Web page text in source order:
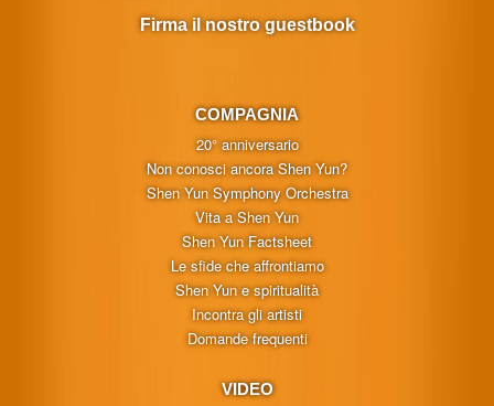
COMPAGNIA
20° anniversario
Non conosci ancora Shen Yun?
Shen Yun Symphony Orchestra
Vita a Shen Yun
Shen Yun Factsheet
Le sfide che affrontiamo
Shen Yun e spiritualità
Incontra gli artisti
Domande frequenti
VIDEO
Firma il nostro guestbook